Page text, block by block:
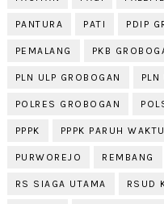
PANTURA PATI PDIP
PEMALANG PKB
PLN ULP GROBOGAN PLN
POLRES GROBOGAN
PPPK PPPK PARUH WAKTU
PURWOREJO REMBANG
RS SIAGA UTAMA RSUD